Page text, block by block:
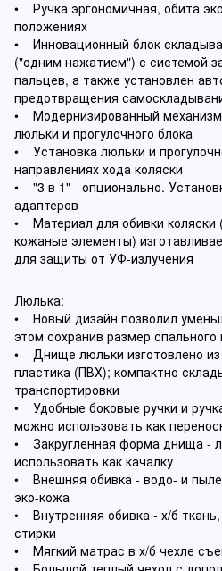
• Ручка эргономичная, обита
положениях
• Инновационный блок
("одним нажатием") с системой
пальцев, а также установлен
предотвращения
• Модернизированный механизм
люльки и прогулочного блока
• Установка люльки и
направлениях хода коляски
• "3 в 1" - опционально.
адаптеров
• Материал для обивки коляски
кожаные элементы)
для защиты от УФ-излучения
Люлька:
• Новый дизайн позволил
этом сохранив размер спального
• Днище люльки изготовлено из
пластика (ПВХ); компактно
транспортировки
• Удобные боковые ручки и
можно использовать как
• Закругленная форма днища -
использовать как качалку
• Внешняя обивка - водо- и
эко-кожа
• Внутренняя обивка - х/б
стирки
• Мягкий матрас в х/б чехле